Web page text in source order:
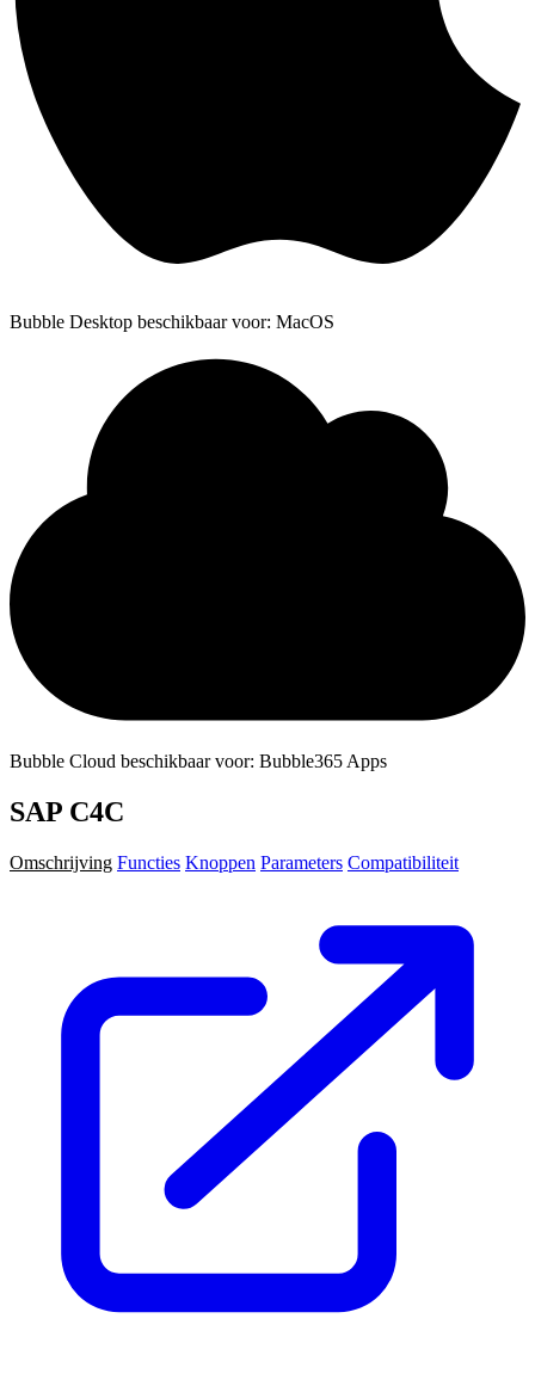
Bubble Desktop beschikbaar voor: MacOS
Bubble Cloud beschikbaar voor: Bubble365 Apps
SAP C4C
Omschrijving Functies Knoppen Parameters Compatibiliteit